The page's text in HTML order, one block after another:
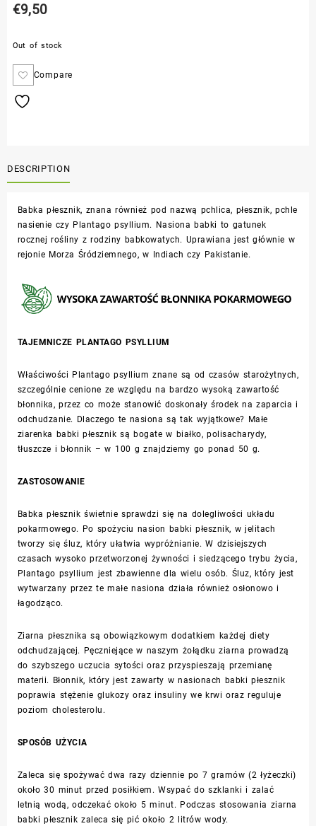
€9,50
Out of stock
Compare
DESCRIPTION
Babka płesznik, znana również pod nazwą pchlica, płesznik, pchle
nasienie czy Plantago psyllium. Nasiona babki to gatunek
rocznej rośliny z rodziny babkowatych. Uprawiana jest głównie w
rejonie Morza Śródziemnego, w Indiach czy Pakistanie.
TAJEMNICZE PLANTAGO PSYLLIUM
Właściwości Plantago psyllium znane są od czasów starożytnych,
szczególnie cenione ze względu na bardzo wysoką zawartość
błonnika, przez co może stanowić doskonały środek na zaparcia i
odchudzanie. Dlaczego te nasiona są tak wyjątkowe? Małe
ziarenka babki płesznik są bogate w białko, polisacharydy,
tłuszcze i błonnik – w 100 g znajdziemy go ponad 50 g.
ZASTOSOWANIE
Babka płesznik świetnie sprawdzi się na dolegliwości układu
pokarmowego. Po spożyciu nasion babki płesznik, w jelitach
tworzy się śluz, który ułatwia wypróżnianie. W dzisiejszych
czasach wysoko przetworzonej żywności i siedzącego trybu życia,
Plantago psyllium jest zbawienne dla wielu osób. Śluz, który jest
wytwarzany przez te małe nasiona działa również osłonowo i
łagodząco.
Ziarna płesznika są obowiązkowym dodatkiem każdej diety
odchudzającej. Pęczniejące w naszym żołądku ziarna prowadzą
do szybszego uczucia sytości oraz przyspieszają przemianę
materii. Błonnik, który jest zawarty w nasionach babki płesznik
poprawia stężenie glukozy oraz insuliny we krwi oraz reguluje
poziom cholesterolu.
SPOSÓB UŻYCIA
Zaleca się spożywać dwa razy dziennie po 7 gramów (2 łyżeczki)
około 30 minut przed posiłkiem. Wsypać do szklanki i zalać
letnią wodą, odczekać około 5 minut. Podczas stosowania ziarna
babki płesznik zaleca się pić około 2 litrów wody.